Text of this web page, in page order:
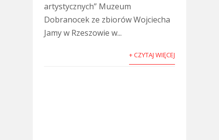
artystycznych” Muzeum
Dobranocek ze zbiorów Wojciecha
Jamy w Rzeszowie w...
+ CZYTAJ WIĘCEJ